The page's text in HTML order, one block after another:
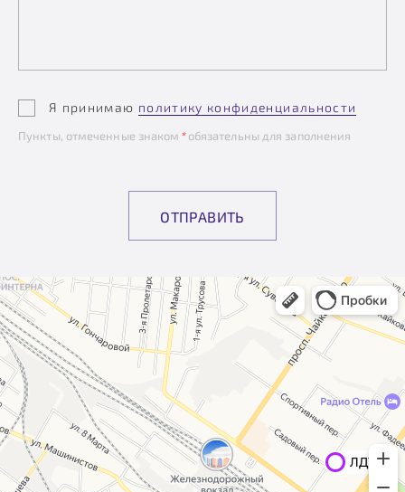
Я принимаю политику конфиденциальности
Пункты, отмеченные знаком *обязательны для заполнения
ОТПРАВИТЬ